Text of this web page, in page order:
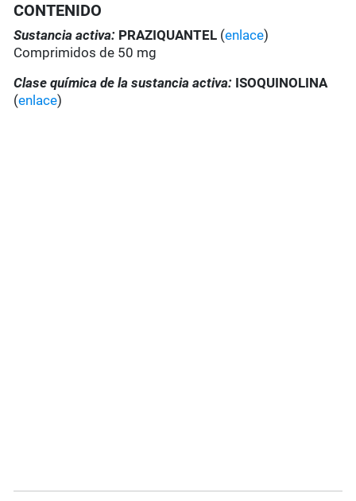
CONTENIDO
Sustancia activa: PRAZIQUANTEL (enlace)
Comprimidos de 50 mg
Clase química de la sustancia activa: ISOQUINOLINA
(enlace)